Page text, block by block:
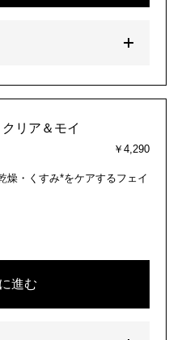
リア＆モイ
￥4,290
燥・くすみ*をケアするフェイ
進む